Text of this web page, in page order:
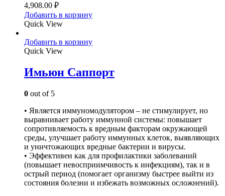
4,908.00 ₽
Добавить в корзину
Quick View
Добавить в корзину
Quick View
Имьюн Саппорт
0 out of 5
• Является иммуномодулятором – не стимулирует, но
выравнивает работу иммунной системы: повышает
сопротивляемость к вредным факторам окружающей
среды, улучшает работу иммунных клеток, выявляющих
и уничтожающих вредные бактерии и вирусы.
• Эффективен как для профилактики заболеваний
(повышает невосприимчивость к инфекциям), так и в
острый период (помогает организму быстрее выйти из
состояния болезни и избежать возможных осложнений).